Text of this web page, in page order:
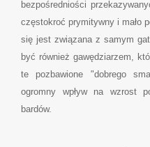
bezpośredniości
częstokroć prymitywny i mało
się jest związana z samym
być również gawędziarzem,
te pozbawione "dobrego
ogromny wpływ na wzrost
bardów.